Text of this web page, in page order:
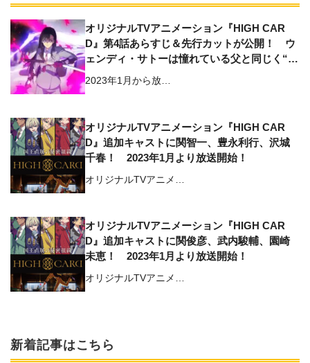
オリジナルTVアニメーション『HIGH CAR
D』第4話あらすじ＆先行カットが公開！ ウ
ェンディ・サトーは憧れている父と同じく“孤
高の道”を行こうと心に決めていたが…
2023年1月から放…
オリジナルTVアニメーション『HIGH CAR
D』追加キャストに関智⼀、豊永利⾏、沢城
千春！ 2023年1月より放送開始！
オリジナルTVアニメ…
オリジナルTVアニメーション『HIGH CAR
D』追加キャストに関俊彦、武内駿輔、園崎
未恵！ 2023年1月より放送開始！
オリジナルTVアニメ…
新着記事はこちら